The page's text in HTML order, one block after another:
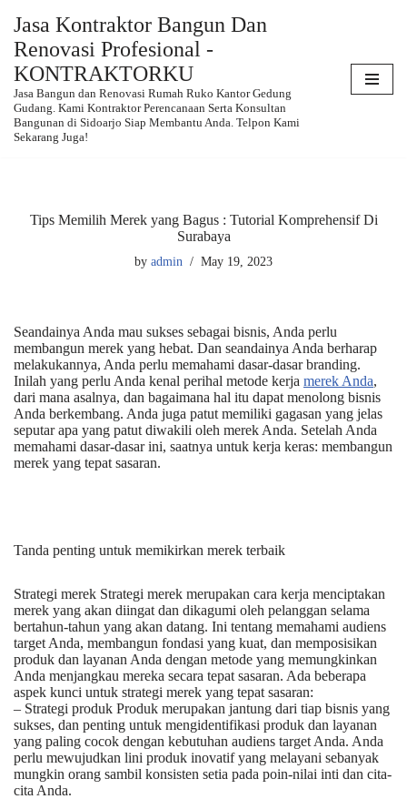
Skip
content
Jasa Kontraktor Bangun Dan
Renovasi Profesional -
KONTRAKTORKU
Jasa Bangun dan Renovasi Rumah Ruko Kantor Gedung
Gudang. Kami Kontraktor Perencanaan Serta Konsultan
Bangunan di Sidoarjo Siap Membantu Anda. Telpon Kami
Sekarang Juga!
Tips Memilih Merek yang Bagus : Tutorial Komprehensif Di
Surabaya
by admin May 19, 2023
Seandainya Anda mau sukses sebagai bisnis, Anda perlu
membangun merek yang hebat. Dan seandainya Anda berharap
melakukannya, Anda perlu memahami dasar-dasar branding.
Inilah yang perlu Anda kenal perihal metode kerja merek Anda,
dari mana asalnya, dan bagaimana hal itu dapat menolong bisnis
Anda berkembang. Anda juga patut memiliki gagasan yang jelas
seputar apa yang patut diwakili oleh merek Anda. Setelah Anda
memahami dasar-dasar ini, saatnya untuk kerja keras: membangun
merek yang tepat sasaran.
Tanda penting untuk memikirkan merek terbaik
Strategi merek Strategi merek merupakan cara kerja menciptakan
merek yang akan diingat dan dikagumi oleh pelanggan selama
bertahun-tahun yang akan datang. Ini tentang memahami audiens
target Anda, membangun fondasi yang kuat, dan memposisikan
produk dan layanan Anda dengan metode yang memungkinkan
Anda menjangkau mereka secara tepat sasaran. Ada beberapa
aspek kunci untuk strategi merek yang tepat sasaran:
– Strategi produk Produk merupakan jantung dari tiap bisnis yang
sukses, dan penting untuk mengidentifikasi produk dan layanan
yang paling cocok dengan kebutuhan audiens target Anda. Anda
perlu mewujudkan lini produk inovatif yang melayani sebanyak
mungkin orang sambil konsisten setia pada poin-nilai inti dan cita-
cita Anda.